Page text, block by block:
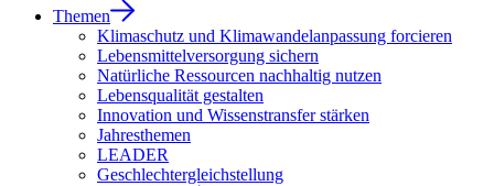
Themen
Klimaschutz und Klimawandelanpassung forcieren
Lebensmittelversorgung sichern
Natürliche Ressourcen nachhaltig nutzen
Lebensqualität gestalten
Innovation und Wissenstransfer stärken
Jahresthemen
LEADER
Geschlechtergleichstellung